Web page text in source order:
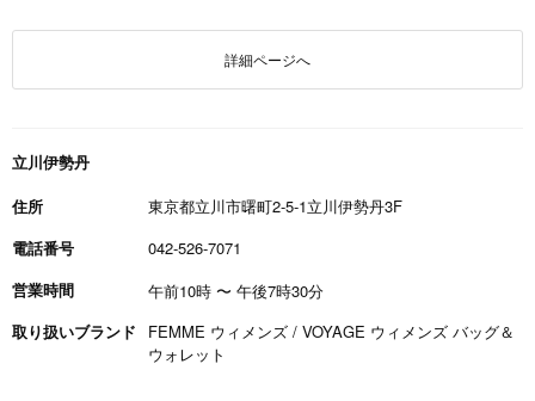
詳細ページへ
立川伊勢丹
住所
東京都立川市曙町2-5-1立川伊勢丹3F
電話番号
042-526-7071
営業時間
午前10時 〜 午後7時30分
取り扱いブランド
FEMME ウィメンズ / VOYAGE ウィメンズ バッグ＆
ウォレット